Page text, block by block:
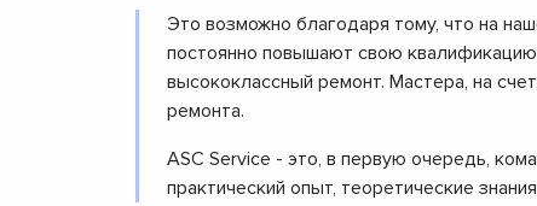
Это возможно благодаря тому, что на
постоянно повышают свою
высококлассный ремонт. Мастера, на
ремонта.
ASC Service - это, в первую очередь,
практический опыт, теоретические